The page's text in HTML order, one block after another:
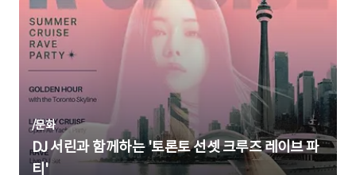
/문화
DJ 서린과 함께하는 '토론토 선셋 크루즈 레이브 파
티'